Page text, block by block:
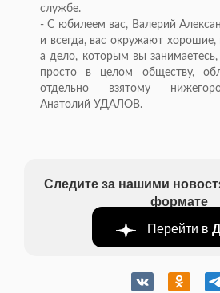
службе.
- С юбилеем вас, Валерий
и всегда, вас окружают
а дело, которым вы
просто в целом обществу,
отдельно взятому
Анатолий УДАЛОВ.
Следите за нашими
формате
Перейти в